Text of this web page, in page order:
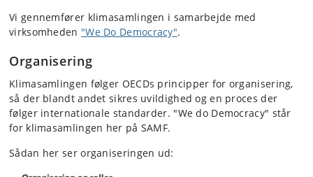
Vi gennemfører klimasamlingen i samarbejde med
virksomheden "We Do Democracy".
Organisering
Klimasamlingen følger OECDs principper for organisering,
så der blandt andet sikres uvildighed og en proces der
følger internationale standarder. "We do Democracy" står
for klimasamlingen her på SAMF.
Sådan her ser organiseringen ud: